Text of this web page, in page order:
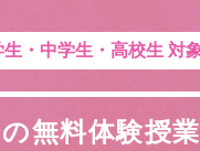
生・中学生・高校生 対
の無料体験授